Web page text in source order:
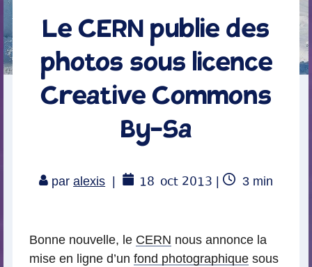
Le CERN publie des
photos sous licence
Creative Commons
By-Sa
paralexis 18 oct 2013
Temps
3min
Bonne nouvelle, le CERN nous annonce la
mise en ligne d’un fond photographique sous